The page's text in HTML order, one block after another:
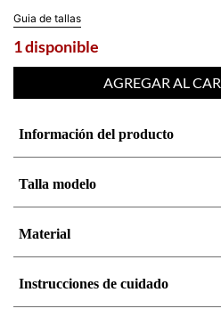
Guia de tallas
1 disponible
AGREGAR AL
Información del producto
Talla modelo
Material
Instrucciones de cuidado